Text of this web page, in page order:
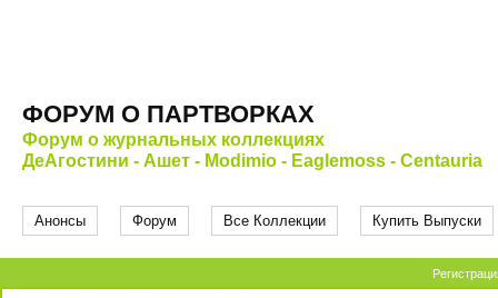
ФОРУМ О ПАРТВОРКАХ
Форум о журнальных коллекциях
ДеАгостини - Ашет - Modimio - Eaglemoss - Centauria
Анонсы Форум Все Коллекции Купить Выпуски